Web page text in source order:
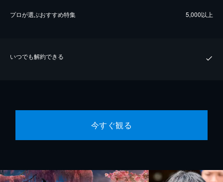
プロが選ぶおすすめ特集 5,000以上
いつでも解約できる
今すぐ観る